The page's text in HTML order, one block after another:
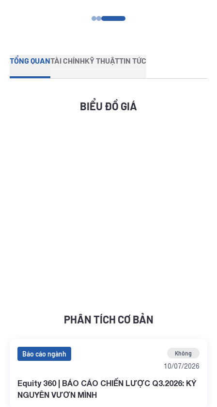
TỔNG QUANTÀI CHÍNHKỸ THUẬTTIN TỨC
BIỂU ĐỒ GIÁ
PHÂN TÍCH CƠ BẢN
Báo cáo ngành Không
10/07/2026
Equity 360 | BÁO CÁO CHIẾN LƯỢC Q3.2026: KỶ
NGUYÊN VƯƠN MÌNH